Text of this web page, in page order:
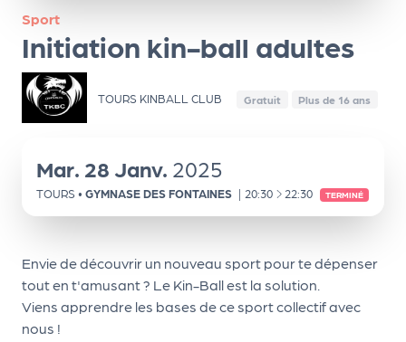
Sport
Initiation kin-ball adultes
TOURS KINBALL CLUB Gratuit Plus de 16 ans
Mar. 28 Janv. 2025
TOURS • GYMNASE DES FONTAINES | 20:30 À
22:30 TERMINÉ
Envie de découvrir un nouveau sport pour te dépenser
tout en t'amusant ? Le Kin-Ball est la solution.
Viens apprendre les bases de ce sport collectif avec
nous !
ns
PR
O
G!
O
G!
Le
Ma
g
Sui